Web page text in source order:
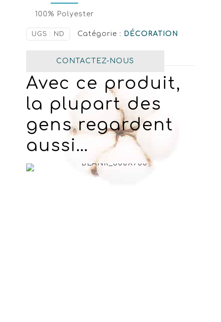
100% Polyester
UGS : ND Catégorie : DÉCORATION
CONTACTEZ-NOUS
Avec ce produit,
la plupart des
gens regardent
aussi…